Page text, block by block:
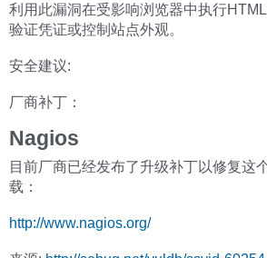
利用此漏洞在受影响浏览器中执行
验证凭证或控制站点外观。
安全建议:
厂商补丁：
Nagios
目前厂商已经发布了升级补丁以修复这
载：
http://www.nagios.org/